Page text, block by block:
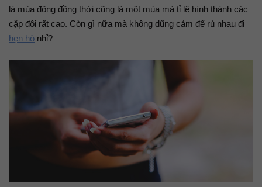
là mùa đông đồng thời cũng là một mùa mà tỉ lệ hình thành các
cặp đôi rất cao. Còn gì nữa mà không dũng cảm để rủ nhau đi
hẹn hò nhỉ?